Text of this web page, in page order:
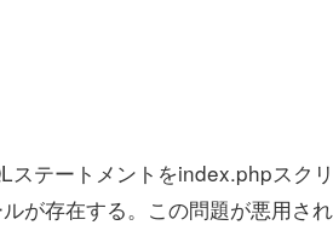
テートメントをindex.phpスク
が存在する。この問題が悪用さ